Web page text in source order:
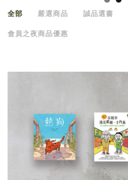
全部 嚴選商品 誠品選書
會員之夜商品優惠